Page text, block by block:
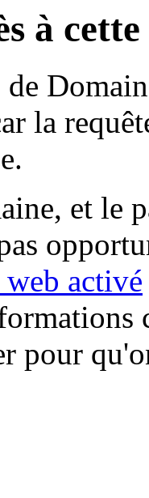
à
la
et le
web activé
pour